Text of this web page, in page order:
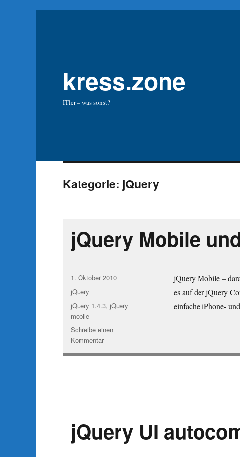
kress.zone
ITler – was sonst?
Kategorie: jQuery
jQuery Mobile
jQuery Mobile –
es auf der jQuery
einfache iPhone-
Veröffentlicht
am
1. Oktober 2010
Kategorien
jQuery
Schlagwörter
jQuery 1.4.3, jQuery
mobile
Schreibe einen
Kommentarzu
jQuery UI